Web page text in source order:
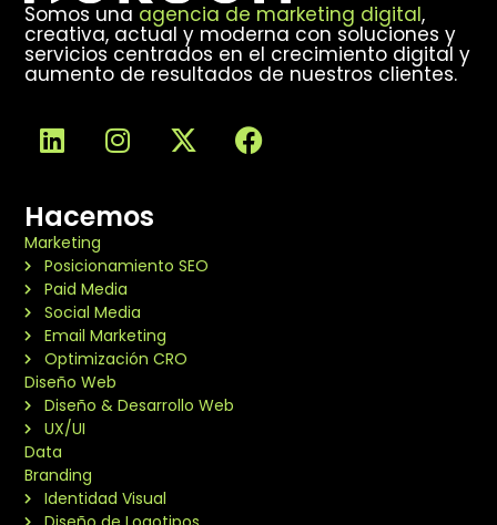
Somos una agencia de marketing digital,
creativa, actual y moderna con soluciones y
servicios centrados en el crecimiento digital y
aumento de resultados de nuestros clientes.
Hacemos
Marketing
Posicionamiento SEO
Paid Media
Social Media
Email Marketing
Optimización CRO
Diseño Web
Diseño & Desarrollo Web
UX/UI
Data
Branding
Identidad Visual